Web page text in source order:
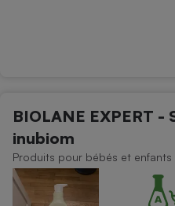
BIOLANE EXPERT
inubiom
Produits pour bébés et